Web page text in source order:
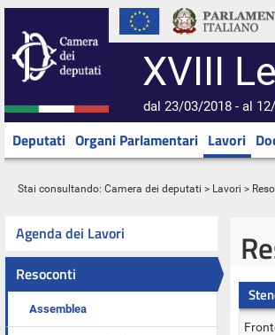
XVIII
dal 23/03/2018 - al
Deputati Organi Parlamentari Lavori
Stai consultando: Camera dei deputati > Lavori >
Agenda dei Lavori
Resoconti
Assemblea